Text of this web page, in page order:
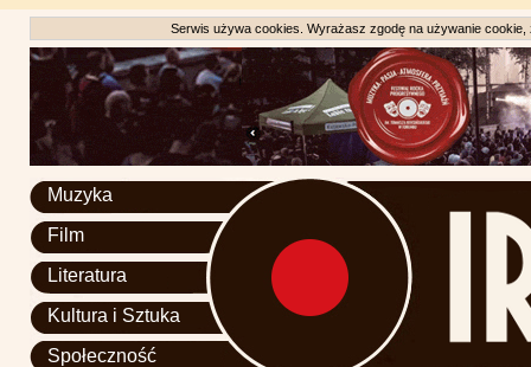
Serwis używa cookies. Wyrażasz zgodę na używanie
Muzyka
Film
Literatura
Kultura i Sztuka
Społeczność